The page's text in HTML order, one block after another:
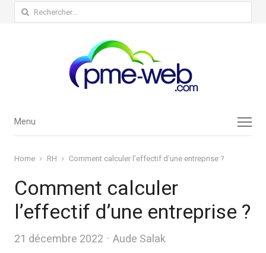
Rechercher :
Menu
Menu
Home RH Comment calculer l’effectif d’une entreprise ?
Comment calculer
l’effectif d’une entreprise ?
21 décembre 2022 Author
Aude Salak